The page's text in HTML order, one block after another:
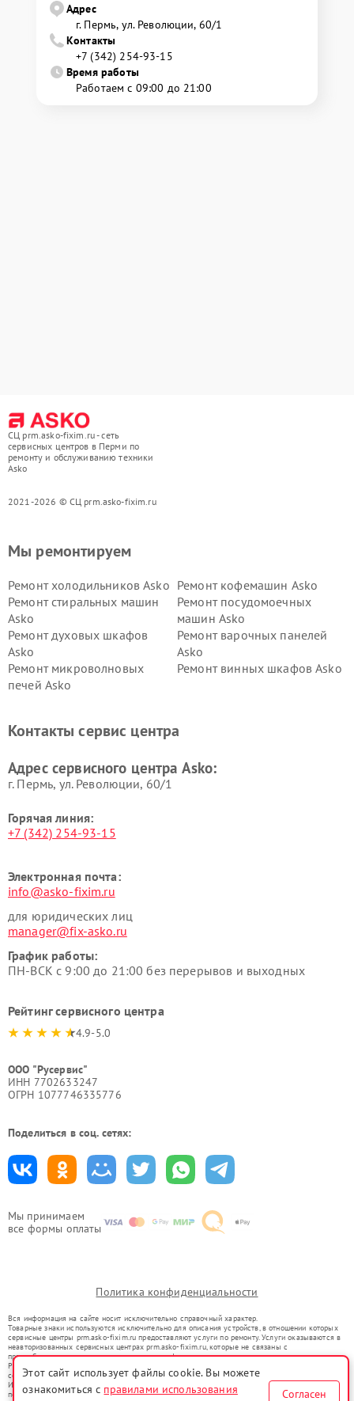
Адрес
г. Пермь, ул. ​Революции, 60/1
Контакты
+7 (342) 254-93-15
Время работы
Работаем с 09:00 до 21:00
СЦ prm.asko-fixim.ru - сеть
сервисных центров в Перми по
ремонту и обслуживанию техники
Asko
2021-2026 © СЦ prm.asko-fixim.ru
Мы принимаем
все формы оплаты
Мы ремонтируем
Ремонт холодильников Asko Ремонт кофемашин Asko
Ремонт стиральных машин
Asko
Ремонт посудомоечных
машин Asko
Ремонт духовых шкафов
Asko
Ремонт варочных панелей
Asko
Ремонт микроволновых
печей Asko
Ремонт винных шкафов Asko
Ремонт подогревателей
Ремонт промышленных
Asko
Контакты сервис центра
Адрес сервисного центра Asko:
г. Пермь, ул. ​Революции, 60/1
Горячая линия:
+7 (342) 254-93-15
Электронная почта:
info@asko-fixim.ru
для юридических лиц
manager@fix-asko.ru
График работы:
ПН-ВСК с 9:00 до 21:00 без перерывов и выходных
Рейтинг сервисного центра
4.9-5.0
ООО "Русервис"
ИНН 7702633247
ОГРН 1077746335776
Поделиться в соц. сетях:
Политика конфиденциальности
Вся информация на сайте носит исключительно справочный характер.
Товарные знаки используются исключительно для описания устройств, в отношении которых
сервисные центры prm.asko-fixim.ru предоставляют услуги по ремонту. Услуги оказываются в
неавторизованных сервисных центрах prm.asko-fixim.ru, которые не связаны с
правообладателями товарных знаков или их официальными представителями.
Ремонт осуществляется для устройств, уже введенных в гражданский оборот в соответствии
со статьей 1487 ГК РФ.
Использование товарных знаков не преследует цели индивидуализации услуг или введения
потребителей в заблуждение, а служит для информирования о предоставляемых услугах по
Этот сайт использует файлы cookie. Вы можете
ознакомиться с правилами использования
Согласен